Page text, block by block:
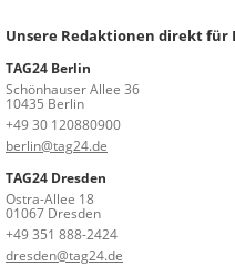
Unsere Redaktionen direkt für
TAG24 Berlin
Schönhauser Allee 36
10435 Berlin
+49 30 120880900
berlin@tag24.de
TAG24 Dresden
Ostra-Allee 18
01067 Dresden
+49 351 888-2424
dresden@tag24.de